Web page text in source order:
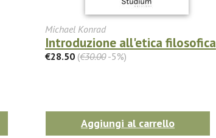
Michael Konrad
Introduzione all'etica filosofica
€28.50 (€30.00-5%)
Aggiungi al carrello